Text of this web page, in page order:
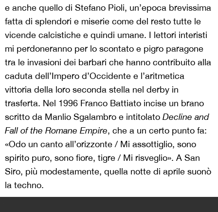
e anche quello di Stefano Pioli, un’epoca brevissima
fatta di splendori e miserie come del resto tutte le
vicende calcistiche e quindi umane. I lettori interisti
mi perdoneranno per lo scontato e pigro paragone
tra le invasioni dei barbari che hanno contribuito alla
caduta dell’Impero d’Occidente e l’aritmetica
vittoria della loro seconda stella nel derby in
trasferta. Nel 1996 Franco Battiato incise un brano
scritto da Manlio Sgalambro e intitolato Decline and
Fall of the Romane Empire, che a un certo punto fa:
«Odo un canto all’orizzonte / Mi assottiglio, sono
spirito puro, sono fiore, tigre / Mi risveglio». A San
Siro, più modestamente, quella notte di aprile suonò
la techno.